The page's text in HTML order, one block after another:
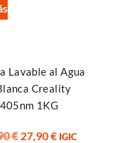
Lavable al Agua
Creality
405nm 1KG
€ 27,90€ IGIC